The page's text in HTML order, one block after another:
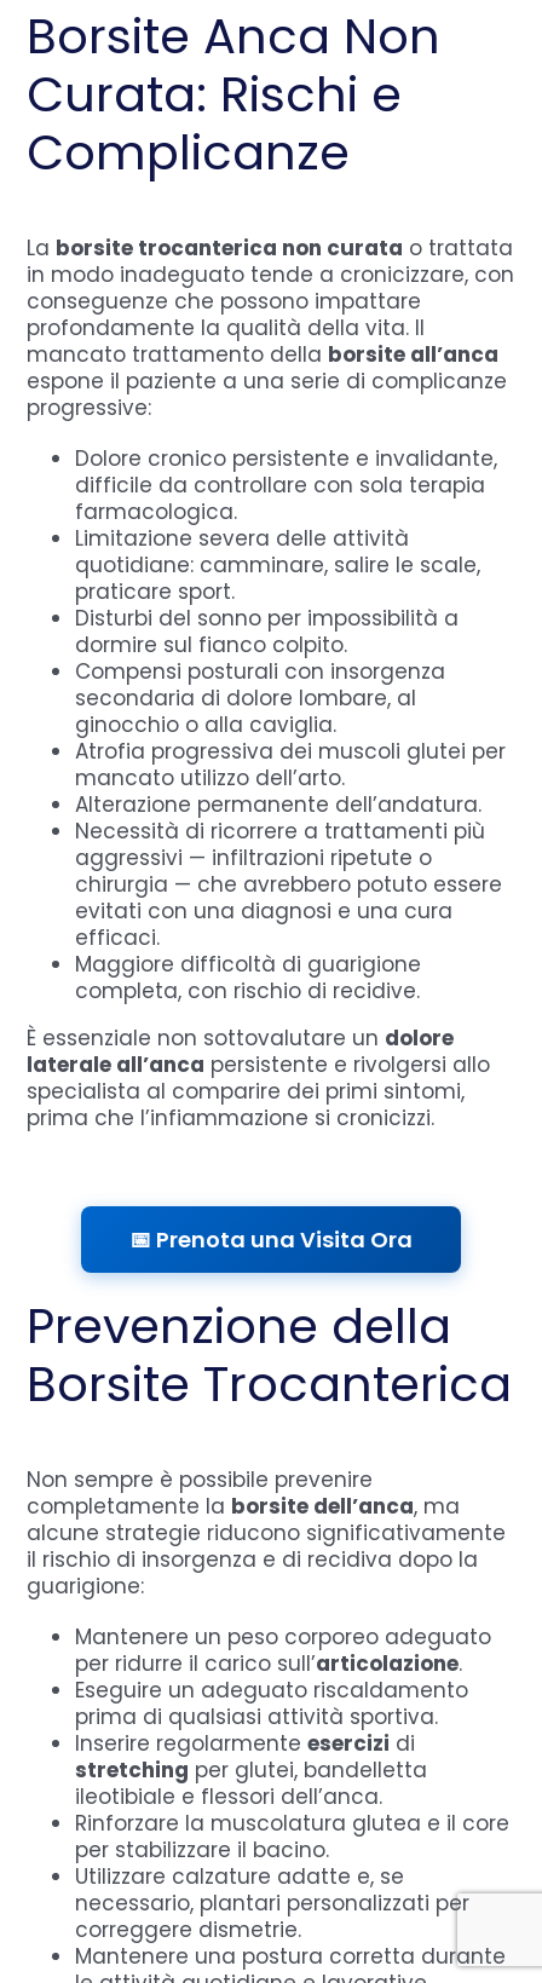
Borsite Anca Non
Curata: Rischi e
Complicanze
La borsite trocanterica non curata o trattata
in modo inadeguato tende a cronicizzare, con
conseguenze che possono impattare
profondamente la qualità della vita. Il
mancato trattamento della borsite all’anca
espone il paziente a una serie di complicanze
progressive:
Dolore cronico persistente e invalidante,
difficile da controllare con sola terapia
farmacologica.
Limitazione severa delle attività
quotidiane: camminare, salire le scale,
praticare sport.
Disturbi del sonno per impossibilità a
dormire sul fianco colpito.
Compensi posturali con insorgenza
secondaria di dolore lombare, al
ginocchio o alla caviglia.
Atrofia progressiva dei muscoli glutei per
mancato utilizzo dell’arto.
Alterazione permanente dell’andatura.
Necessità di ricorrere a trattamenti più
aggressivi — infiltrazioni ripetute o
chirurgia — che avrebbero potuto essere
evitati con una diagnosi e una cura
efficaci.
Maggiore difficoltà di guarigione
completa, con rischio di recidive.
È essenziale non sottovalutare un dolore
laterale all’anca persistente e rivolgersi allo
specialista al comparire dei primi sintomi,
prima che l’infiammazione si cronicizzi.
📅 Prenota una Visita Ora
Prevenzione della
Borsite Trocanterica
Non sempre è possibile prevenire
completamente la borsite dell’anca, ma
alcune strategie riducono significativamente
il rischio di insorgenza e di recidiva dopo la
guarigione:
Mantenere un peso corporeo adeguato
per ridurre il carico sull’articolazione.
Eseguire un adeguato riscaldamento
prima di qualsiasi attività sportiva.
Inserire regolarmenteesercizi di
stretching per glutei, bandelletta
ileotibiale e flessori dell’anca.
Rinforzare la muscolatura glutea e il core
per stabilizzare il bacino.
Utilizzare calzature adatte e, se
necessario, plantari personalizzati per
correggere dismetrie.
Mantenere una postura corretta durante